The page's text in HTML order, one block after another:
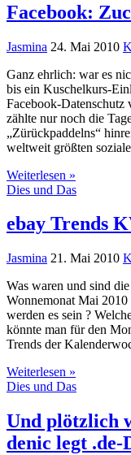
Facebook:
Jasmina 24. Mai 2010
Ganz ehrlich: war es
bis ein Kuschelkurs-
Facebook-
zählte nur noch die
„Zürückpaddelns“
weltweit größten
Weiterlesen »
Dies und Das
ebay Trends
Jasmina 21. Mai 2010
Was waren und sind
Wonnemonat Mai
werden es sein ?
könnte man für den
Trends der
Weiterlesen »
Dies und Das
Und plötzlich
denic legt .de-